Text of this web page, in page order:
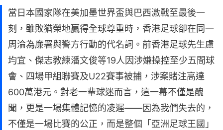
當日本國家隊在美加墨世界盃與巴西激戰至最後一
刻，雖敗猶榮地贏得全球尊重時，香港足球卻在同一
周淪為廉署與警方行動的代名詞。前香港足球先生盧
均宜、傑志教練潘文俊等19人因涉嫌操控至少五間球
會、四場甲組聯賽及U22賽事被捕，涉案賭注高達
600萬港元。對老一輩球迷而言，這一幕不僅是醜
聞，更是一場集體記憶的凌遲——因為我們失去的，
不僅是一場比賽的公正，而是整個「亞洲足球王國」